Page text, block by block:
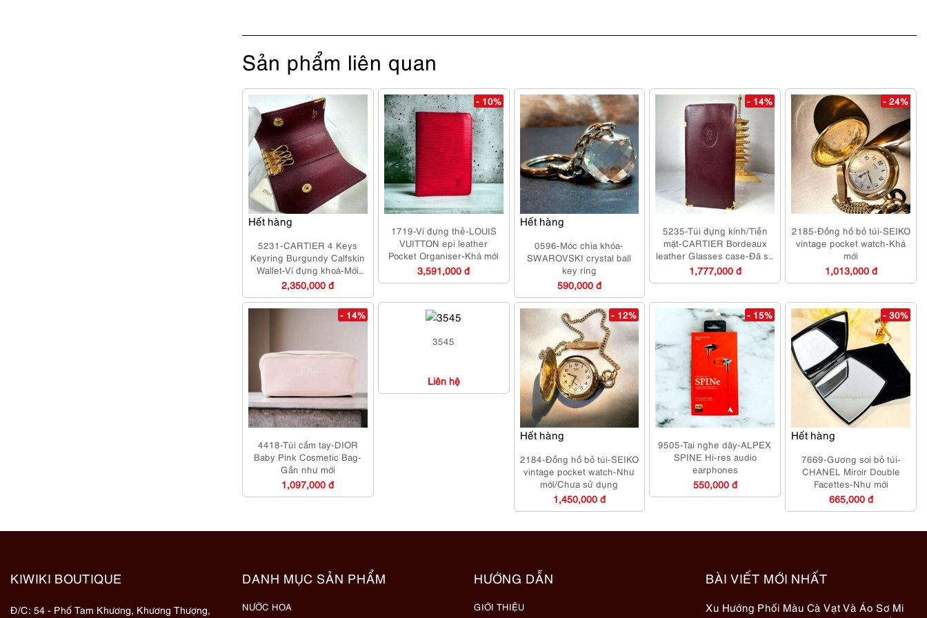
Sản phẩm liên quan
Hết hàng
5231-CARTIER 4 Keys
Keyring Burgundy Calfskin
Wallet-Ví đựng khoá-Mới
100%
2,350,000 đ
- 10%
1719-Ví đựng thẻ-LOUIS
VUITTON epi leather
Pocket Organiser-Khá mới
3,591,000 đ
Hết hàng
0596-Móc chìa khóa-
SWAROVSKI crystal ball
key ring
590,000 đ
- 14%
5235-Túi đựng kính/Tiền
mặt-CARTIER Bordeaux
leather Glasses case-Đã sử
dụng
1,777,000 đ
- 24%
2185-Đồng hồ bỏ túi-SEIKO
vintage pocket watch-Khá
mới
1,013,000 đ
- 14%
4418-Túi cầm tay-DIOR
Baby Pink Cosmetic Bag-
Gần như mới
1,097,000 đ
3545
Liên hệ
Hết hàng
- 12%
2184-Đồng hồ bỏ túi-SEIKO
vintage pocket watch-Như
mới/Chưa sử dụng
1,450,000 đ
- 15%
9505-Tai nghe dây-ALPEX
SPINE Hi-res audio
earphones
550,000 đ
Hết hàng
- 30%
7669-Gương soi bỏ túi-
CHANEL Miroir Double
Facettes-Như mới
665,000 đ
KIWIKI BOUTIQUE
Đ/C: 54 - Phố Tam Khương, Khương Thượng,
DANH MỤC SẢN PHẨM
NƯỚC HOA
HƯỚNG DẪN
GIỚI THIỆU
BÀI VIẾT MỚI NHẤT
Xu Hướng Phối Màu Cà Vạt Và Áo Sơ Mi